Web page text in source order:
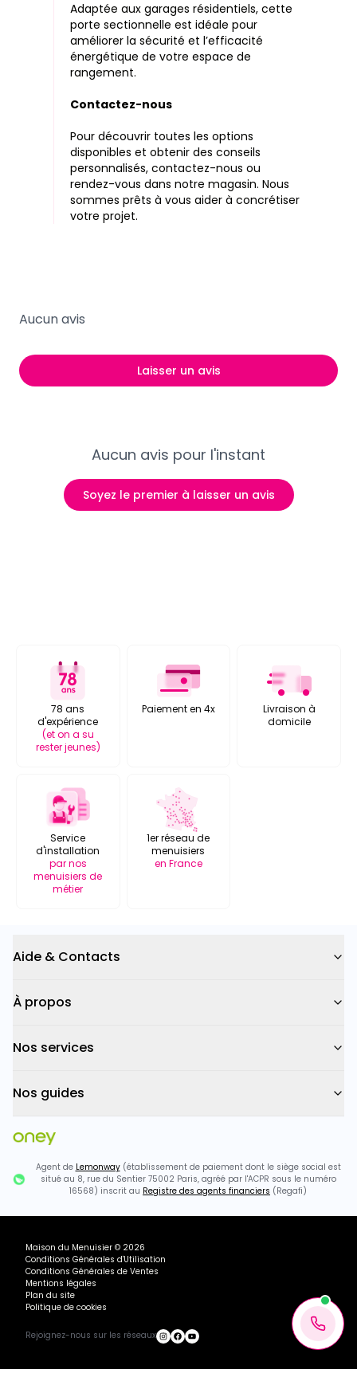
Adaptée aux garages résidentiels, cette
porte sectionnelle est idéale pour
améliorer la sécurité et l’efficacité
énergétique de votre espace de
rangement.
Contactez-nous
Pour découvrir toutes les options
disponibles et obtenir des conseils
personnalisés, contactez-nous ou
rendez-vous dans notre magasin. Nous
sommes prêts à vous aider à concrétiser
votre projet.
Aucun avis pour l'instant
Soyez le premier à laisser un avis
Aucun avis
Laisser un avis
78 ans
d'expérience
(et on a su
rester jeunes)
Paiement en 4x
Livraison à
domicile
Service
d'installation
par nos
menuisiers de
métier
1er réseau de
menuisiers
en France
Aide & Contacts
À propos
Nos services
Nos guides
Agent de Lemonway(établissement de paiement dont le siège social est
situé au 8, rue du Sentier 75002 Paris, agréé par l'ACPR sous le numéro
16568) inscrit au Registre des agents financiers (Regafi)
Maison du Menuisier © 2026
Conditions Générales d'Utilisation
Conditions Générales de Ventes
Mentions légales
Plan du site
Politique de cookies
Rejoignez-nous sur les réseaux